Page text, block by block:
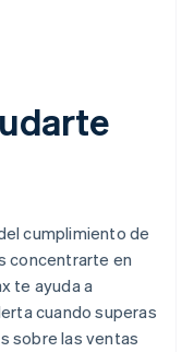
cumplimiento de
concentrarte en
te ayuda a
cuando superas
sobre las ventas